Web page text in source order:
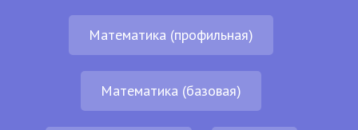
Математика (профильная)
Математика (базовая)